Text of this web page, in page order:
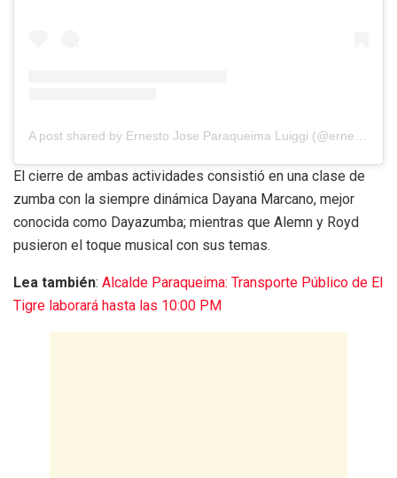
El cierre de ambas actividades consistió en una clase de
zumba con la siempre dinámica Dayana Marcano, mejor
conocida como Dayazumba; mientras que Alemn y Royd
pusieron el toque musical con sus temas.
Lea también: Alcalde Paraqueima: Transporte Público de El
Tigre laborará hasta las 10:00 PM